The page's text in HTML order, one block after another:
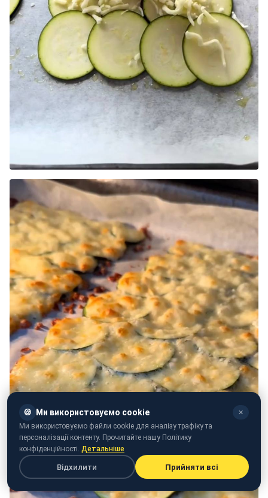
🍪 Ми використовуємо cookie ✕
Ми використовуємо файли cookie для аналізу трафіку та
персоналізації контенту. Прочитайте нашу Політику
конфіденційності. Детальніше
Відхилити Прийняти всі